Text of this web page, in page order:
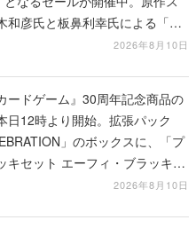
和彦氏と板鼻利幸氏による「ビ
2026年8月10日
ードゲーム』30周年記念商品の
日12時より開始。拡張パック
」のボックスに、「プ
キセット エーフィ・ブラッキ
BOX」の計3商品2026年8月10日